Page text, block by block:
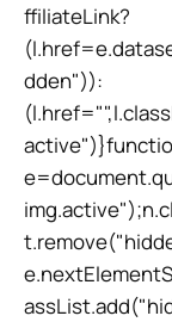
ffiliateLink?
dden")):